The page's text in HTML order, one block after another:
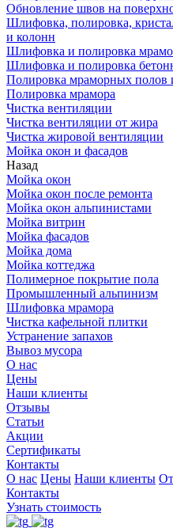
Обновление швов на
Шлифовка, полировка,
и колонн
Шлифовка и полировка
Шлифовка и полировка
Полировка мраморных полов
Полировка мрамора
Чистка вентиляции
Чистка вентиляции от жира
Чистка жировой вентиляции
Мойка окон и фасадов
Назад
Мойка окон
Мойка окон после ремонта
Мойка окон альпинистами
Мойка витрин
Мойка фасадов
Мойка дома
Мойка коттеджа
Полимерное покрытие пола
Промышленный альпинизм
Шлифовка мрамора
Чистка кафельной плитки
Устранение запахов
Вывоз мусора
О нас
Цены
Наши клиенты
Отзывы
Статьи
Акции
Сертификаты
Контакты
О нас Цены Наши клиенты
Контакты
Узнать стоимость